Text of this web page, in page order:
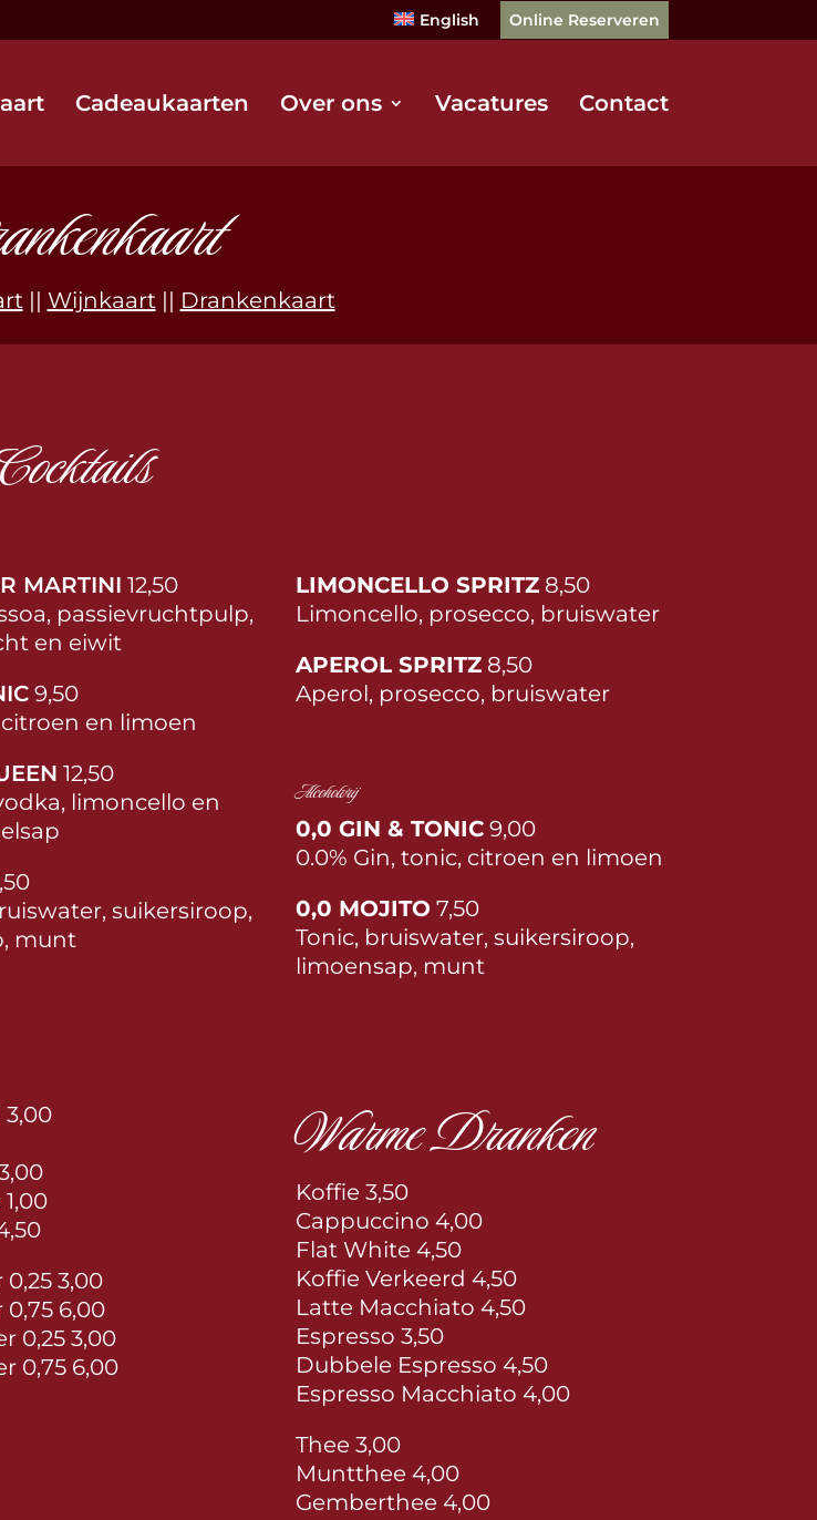
English Online Reserveren
Cadeaukaarten Over ons Vacatures Contact
|| Wijnkaart|| Drankenkaart
MARTINI 12,50
passievruchtpulp,
en eiwit
9,50
en limoen
12,50
limoncello en
suikersiroop,
munt
LIMONCELLO SPRITZ8,50
Limoncello, prosecco, bruiswater
APEROL SPRITZ8,50
Aperol, prosecco, bruiswater
Alcoholvrij
0,0 GIN & TONIC9,00
0.0% Gin, tonic, citroen en limoen
0,0 MOJITO 7,50
Tonic, bruiswater, suikersiroop,
limoensap, munt
3,00
6,00
0,25 3,00
0,75 6,00
Warme Dranken
Koffie 3,50
Cappuccino 4,00
Flat White 4,50
Koffie Verkeerd 4,50
Latte Macchiato 4,50
Espresso 3,50
Dubbele Espresso 4,50
Espresso Macchiato 4,00
Thee 3,00
Muntthee 4,00
Gemberthee 4,00